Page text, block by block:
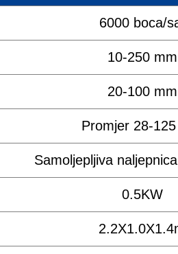
6000 boca/
10-250 mm
20-100 mm
Promjer 28-
Samoljepljiva
0.5KW